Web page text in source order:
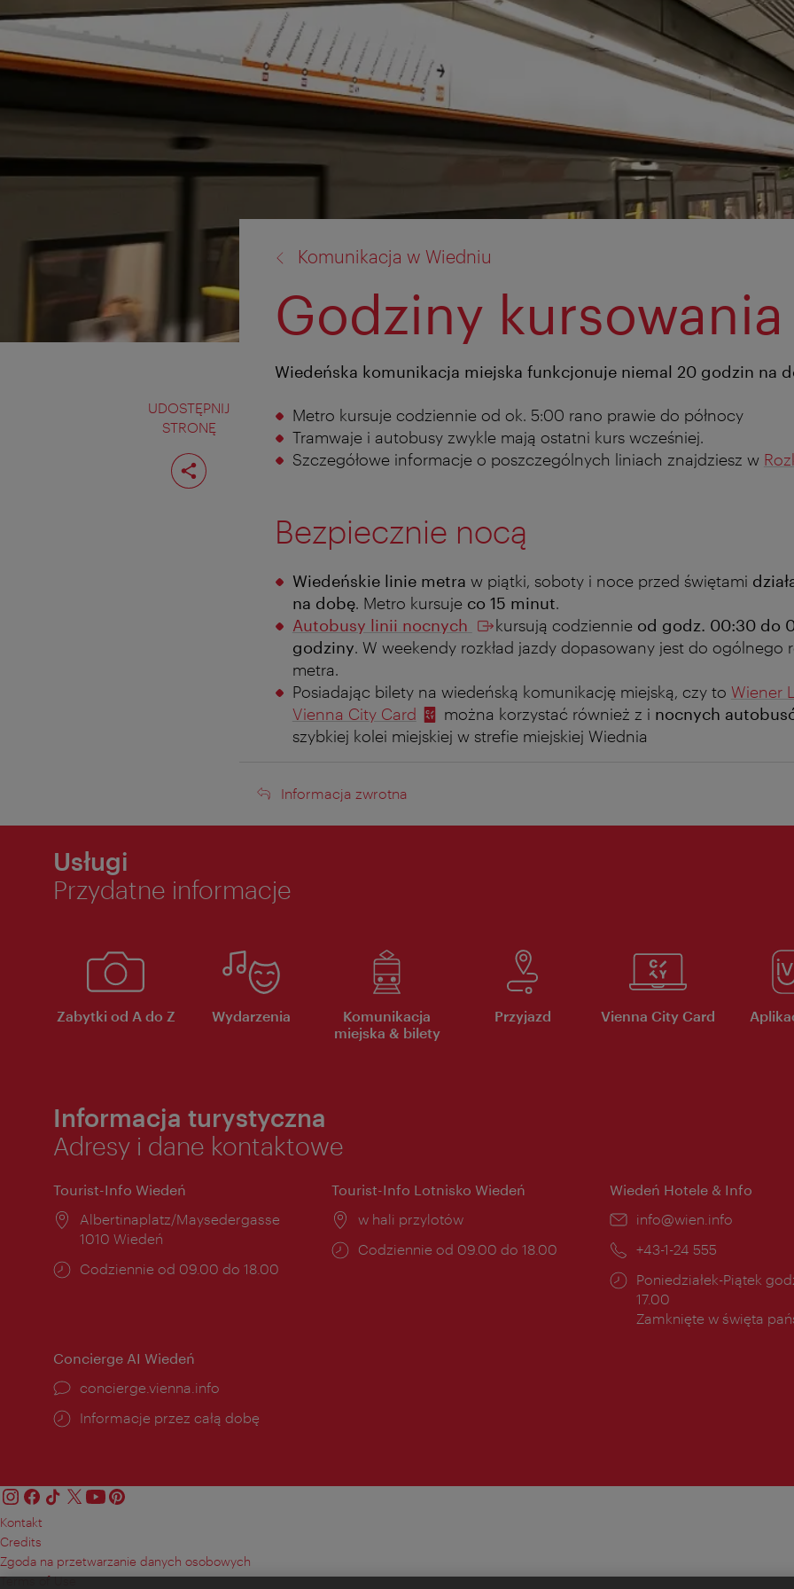
UDOSTĘPNIJ
STRONĘ
Podziel
stronę
Komunikacja w Wiedniu
Godziny kursowania
Wiedeńska komunikacja miejska funkcjonuje niemal 20 godzin na
Metro kursuje codziennie od ok. 5:00 rano prawie do północy
Tramwaje i autobusy zwykle mają ostatni kurs wcześniej.
Szczegółowe informacje o poszczególnych liniach znajdziesz w
Bezpiecznie nocą
Wiedeńskie linie metra w piątki, soboty i noce przed świętami
na dobę. Metro kursuje co 15 minut.
Autobusy linii nocnych
kursują codziennie od godz. 00:30 do
godziny. W weekendy rozkład jazdy dopasowany jest do ogólnego
metra.
Posiadając bilety na wiedeńską komunikację miejską, czy to Wiener
Vienna City Card
można korzystać również z i nocnych
szybkiej kolei miejskiej w strefie miejskiej Wiednia
Informacja
zwrotna
Informacja zwrotna
Usługi
Przydatne informacje
Zabytki od A do Z Wydarzenia
Komunikacja
miejska & bilety
Przyjazd Vienna City Card
Informacja turystyczna
Adresy i dane kontaktowe
Tourist-Info Wiedeń
Miejsce:
Albertinaplatz/Maysedergasse
1010 Wiedeń
Godziny
Codziennie od 09.00 do 18.00
Tourist-Info Lotnisko Wiedeń
Miejsce:
w hali przylotów
Godziny
Codziennie od 09.00 do 18.00
Wiedeń Hotele & Info
E-
info@wien.info
Telefon:
+43-1-24 555
Godziny
otwarcia:
Poniedziałek-Piątek
17.00
Zamknięte w święta
Concierge AI Wiedeń
concierge.vienna.info
Informacje przez całą dobę
Kontakt
Credits
Zgoda na przetwarzanie danych osobowych
Terms of Use